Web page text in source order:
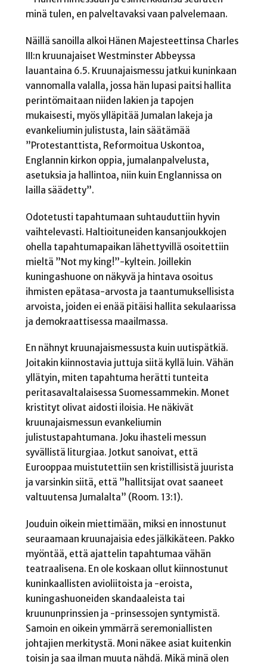
minä tulen, en palveltavaksi vaan palvelemaan.
Näillä sanoilla alkoi Hänen Majesteettinsa Charles
III:n kruunajaiset Westminster Abbeyssa
lauantaina 6.5. Kruunajaismessu jatkui kuninkaan
vannomalla valalla, jossa hän lupasi paitsi hallita
perintömaitaan niiden lakien ja tapojen
mukaisesti, myös ylläpitää Jumalan lakeja ja
evankeliumin julistusta, lain säätämää
”Protestanttista, Reformoitua Uskontoa,
Englannin kirkon oppia, jumalanpalvelusta,
asetuksia ja hallintoa, niin kuin Englannissa on
lailla säädetty”.
Odotetusti tapahtumaan suhtauduttiin hyvin
vaihtelevasti. Haltioituneiden kansanjoukkojen
ohella tapahtumapaikan lähettyvillä osoitettiin
mieltä ”Not my king!”-kyltein. Joillekin
kuningashuone on näkyvä ja hintava osoitus
ihmisten epätasa-arvosta ja taantumuksellisista
arvoista, joiden ei enää pitäisi hallita sekulaarissa
ja demokraattisessa maailmassa.
En nähnyt kruunajaismessusta kuin uutispätkiä.
Joitakin kiinnostavia juttuja siitä kyllä luin. Vähän
yllätyin, miten tapahtuma herätti tunteita
peritasavaltalaisessa Suomessammekin. Monet
kristityt olivat aidosti iloisia. He näkivät
kruunajaismessun evankeliumin
julistustapahtumana. Joku ihasteli messun
syvällistä liturgiaa. Jotkut sanoivat, että
Eurooppaa muistutettiin sen kristillisistä juurista
ja varsinkin siitä, että ”hallitsijat ovat saaneet
valtuutensa Jumalalta” (Room. 13:1).
Jouduin oikein miettimään, miksi en innostunut
seuraamaan kruunajaisia edes jälkikäteen. Pakko
myöntää, että ajattelin tapahtumaa vähän
teatraalisena. En ole koskaan ollut kiinnostunut
kuninkaallisten avioliitoista ja -eroista,
kuningashuoneiden skandaaleista tai
kruununprinssien ja -prinsessojen syntymistä.
Samoin en oikein ymmärrä seremoniallisten
johtajien merkitystä. Moni näkee asiat kuitenkin
toisin ja saa ilman muuta nähdä. Mikä minä olen